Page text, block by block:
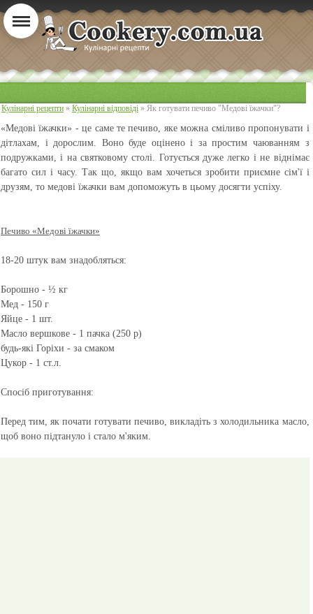
Кулінарні рецепти » Кулінарні відповіді » Як готувати печиво "Медові їжачки"?
«Медові їжачки» - це саме те печиво, яке можна сміливо пропонувати і
дітлахам, і дорослим. Воно буде оцінено і за простим чаюванням з
подружками, і на святковому столі. Готується дуже легко і не віднімає
багато сил і часу. Так що, якщо вам хочеться зробити приємне сім'ї і
друзям, то медові їжачки вам допоможуть в цьому досягти успіху.
Печиво «Медові їжачки»
18-20 штук вам знадобляться:
Борошно - ½ кг
Мед - 150 г
Яйце - 1 шт.
Масло вершкове - 1 пачка (250 р)
будь-які Горіхи - за смаком
Цукор - 1 ст.л.
Спосіб приготування:
Перед тим, як почати готувати печиво, викладіть з холодильника масло,
щоб воно підтануло і стало м'яким.